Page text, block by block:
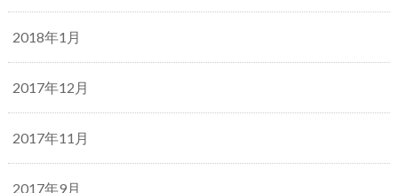
2018年1月
2017年12月
2017年11月
2017年9月